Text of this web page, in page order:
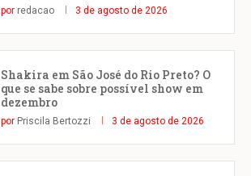
por redacao 3 de agosto de 2026
Shakira em São José do Rio Preto? O
que se sabe sobre possível show em
dezembro
por Priscila Bertozzi 3 de agosto de 2026